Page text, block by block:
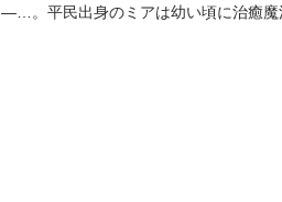
―…。平民出身のミアは幼い頃に治癒魔